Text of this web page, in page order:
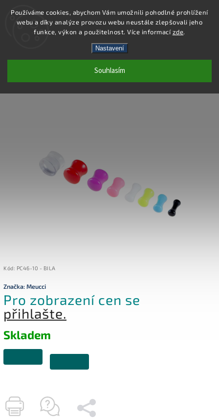
Používáme cookies, abychom Vám umožnili pohodlné prohlížení
webu a díky analýze provozu webu neustále zlepšovali jeho
funkce, výkon a použitelnost. Více informacízde.
Nastavení
Souhlasím
Hledat
PC46-10 - PIERCING PLUG - BÍLÁ - 10
Kód: PC46-10 - BILA
Značka:Meucci
Pro zobrazení cen se
přihlašte.
Skladem